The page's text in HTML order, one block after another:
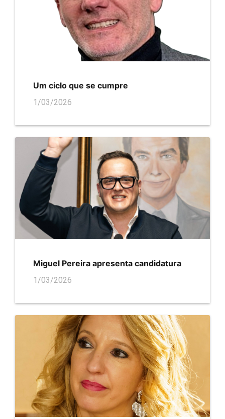
Um ciclo que se cumpre
1/03/2026
Miguel Pereira apresenta candidatura
1/03/2026